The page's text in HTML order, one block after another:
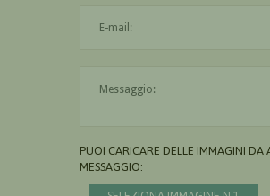
PUOI CARICARE DELLE IMMAGINI DA
MESSAGGIO: